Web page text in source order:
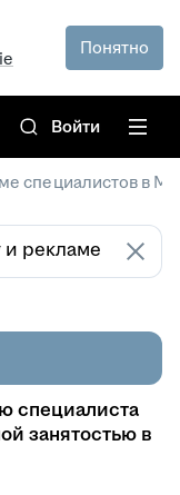
Понятно
Войти
специалистов в
специалиста
занятостью в